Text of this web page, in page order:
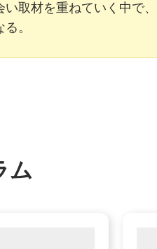
取材を重ねていく中で
。
ム